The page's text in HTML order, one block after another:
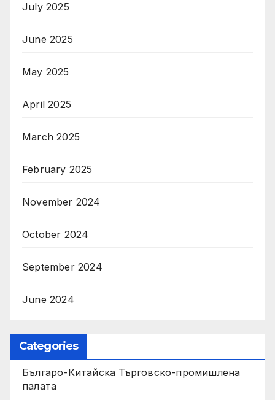
July 2025
June 2025
May 2025
April 2025
March 2025
February 2025
November 2024
October 2024
September 2024
June 2024
Categories
Българо-Китайска Търговско-промишлена
палaта